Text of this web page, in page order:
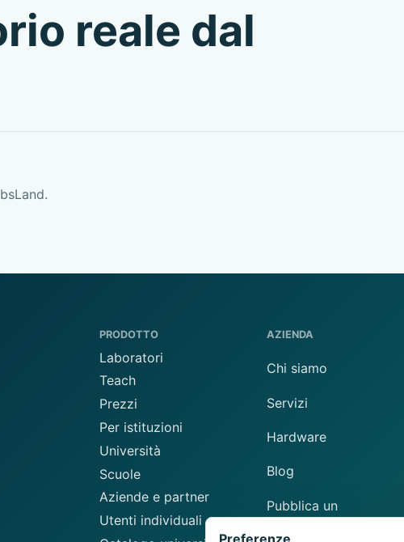
reale dal
PRODOTTO
Laboratori
Teach
Prezzi
Per istituzioni
Università
Scuole
Aziende e partner
Utenti individuali
AZIENDA
Chi siamo
Servizi
Hardware
Blog
Pubblica un
laboratorio
Preferenze